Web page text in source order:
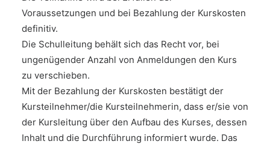
Voraussetzungen und bei Bezahlung der Kurskosten
definitiv.
Die Schulleitung behält sich das Recht vor, bei
ungenügender Anzahl von Anmeldungen den Kurs
zu verschieben.
Mit der Bezahlung der Kurskosten bestätigt der
Kursteilnehmer/die Kursteilnehmerin, dass er/sie von
der Kursleitung über den Aufbau des Kurses, dessen
Inhalt und die Durchführung informiert wurde. Das